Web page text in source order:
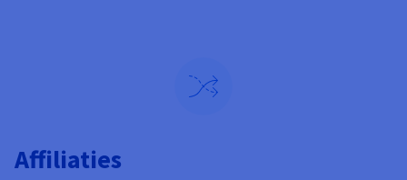
Affiliaties